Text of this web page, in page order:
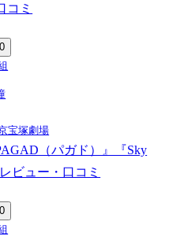
コミ
0
宝塚劇場
（パガド）』『Sky
ビュー・口コミ
0